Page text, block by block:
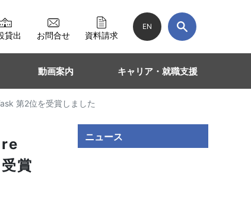
貸出 お問合せ 資料請求
EN
動画案内 キャリア・就職支援
第2位を受賞しました
賞
ニュース